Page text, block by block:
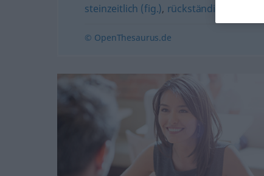
steinzeitlich (fig.), rückständig
© OpenThesaurus.de